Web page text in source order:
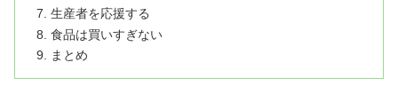
生産者を応援する
食品は買いすぎない
まとめ